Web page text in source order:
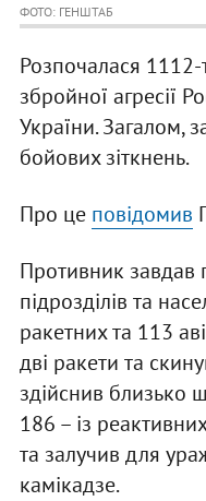
ФОТО: ГЕНШТАБ
Розпочалася
збройної агресії
України. Загалом,
бойових зіткнень.
Про це повідомив
Противник завдав
підрозділів та
ракетних та 113
дві ракети та
здійснив близько
186 – із
та залучив для
камікадзе.